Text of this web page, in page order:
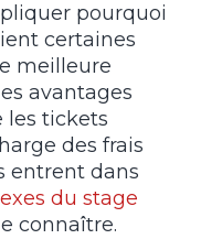
pourquoi
certaines
meilleure
avantages
les tickets
des frais
entrent dans
du stage
connaître.